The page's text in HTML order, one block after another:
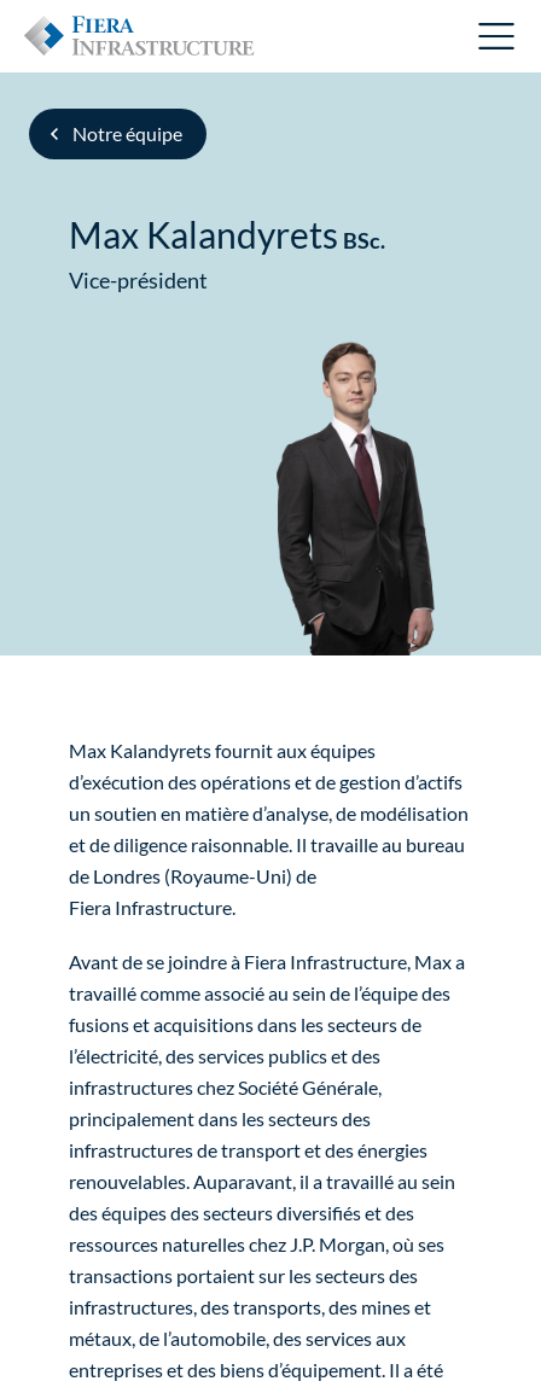
Notre équipe
Max Kalandyrets BSc.
Vice-président
Max Kalandyrets fournit aux équipes
d’exécution des opérations et de gestion d’actifs
un soutien en matière d’analyse, de modélisation
et de diligence raisonnable. Il travaille au bureau
de Londres (Royaume-Uni) de
Fiera Infrastructure.
Avant de se joindre à Fiera Infrastructure, Max a
travaillé comme associé au sein de l’équipe des
fusions et acquisitions dans les secteurs de
l’électricité, des services publics et des
infrastructures chez Société Générale,
principalement dans les secteurs des
infrastructures de transport et des énergies
renouvelables. Auparavant, il a travaillé au sein
des équipes des secteurs diversifiés et des
ressources naturelles chez J.P. Morgan, où ses
transactions portaient sur les secteurs des
infrastructures, des transports, des mines et
métaux, de l’automobile, des services aux
entreprises et des biens d’équipement. Il a été